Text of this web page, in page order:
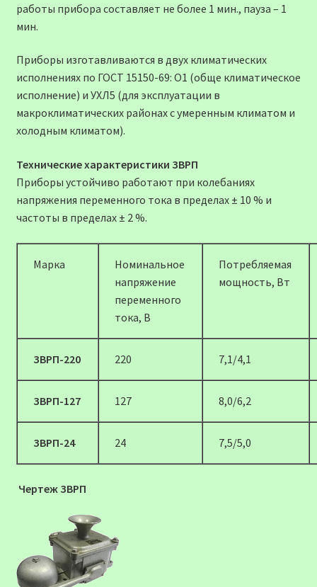
работы прибора составляет не более 1 мин., пауза – 1
мин.
Приборы изготавливаются в двух климатических
исполнениях по ГОСТ 15150-69: О1 (обще климатическое
исполнение) и УХЛ5 (для эксплуатации в
макроклиматических районах с умеренным климатом и
холодным климатом).
Технические характеристики ЗВРП
Приборы устойчиво работают при колебаниях
напряжения переменного тока в пределах ± 10 % и
частоты в пределах ± 2 %.
Марка
Номинальное
напряжение
переменного
тока, В
Потребляемая
мощность, Вт
ЗВРП-220 220 7,1/4,1
ЗВРП-127 127 8,0/6,2
ЗВРП-24 24 7,5/5,0
Чертеж ЗВРП